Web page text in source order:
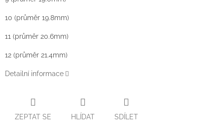
10 (průměr 19.8mm)
11 (průměr 20.6mm)
12 (průměr 21.4mm)
Detailní informace
ZEPTAT SE HLÍDAT SDÍLET